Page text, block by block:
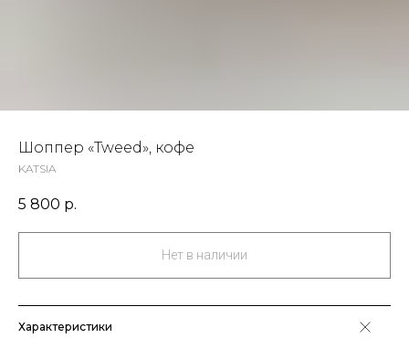
Шоппер «Tweed», кофе
KATSIA
5 800 р.
Нет в наличии
Характеристики